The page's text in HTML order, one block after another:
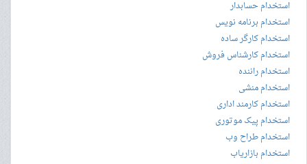
استخدام حسابدار
استخدام برنامه نویس
استخدام کارگر ساده
استخدام کارشناس فروش
استخدام راننده
استخدام منشی
استخدام کارمند اداری
استخدام پیک موتوری
استخدام طراح وب
استخدام بازاریاب